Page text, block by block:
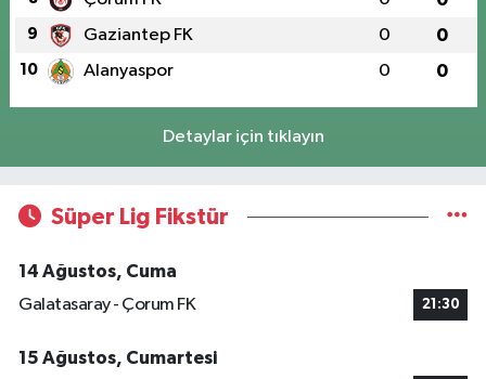
9 Gaziantep FK 0 0
10 Alanyaspor 0 0
Detaylar için tıklayın
Süper Lig Fikstür
14 Ağustos, Cuma
Galatasaray - Çorum FK
21:30
15 Ağustos, Cumartesi